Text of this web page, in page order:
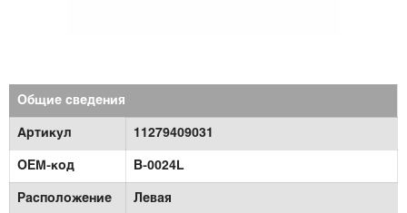
Общие сведения
Артикул 11279409031
OEM-код B-0024L
Расположение Левая